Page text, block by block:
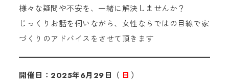
様々な疑問や不安を、一緒に解決しませんか？
じっくりお話を伺いながら、女性ならではの目線で家
づくりのアドバイスをさせて頂きます
開催日：2025年6月29日（ 日 ）